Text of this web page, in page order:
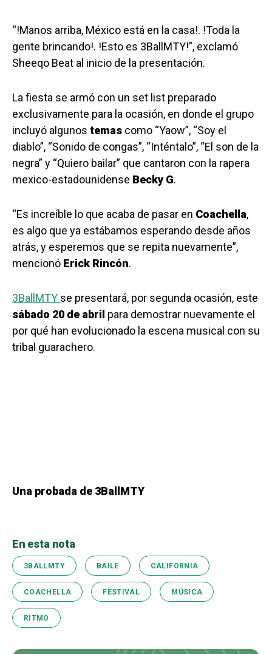
“!Manos arriba, México está en la casa!. !Toda la
gente brincando!. !Esto es 3BallMTY!”, exclamó
Sheeqo Beat al inicio de la presentación.
La fiesta se armó con un set list preparado
exclusivamente para la ocasión, en donde el grupo
incluyó algunos temas como “Yaow”, “Soy el
diablo”, “Sonido de congas”, “Inténtalo”, “El son de la
negra” y “Quiero bailar” que cantaron con la rapera
mexico-estadounidense Becky G.
“Es increíble lo que acaba de pasar en Coachella,
es algo que ya estábamos esperando desde años
atrás, y esperemos que se repita nuevamente”,
mencionó Erick Rincón.
3BallMTY se presentará, por segunda ocasión, este
sábado 20 de abril para demostrar nuevamente el
por qué han evolucionado la escena musical con su
tribal guarachero.
Una probada de 3BallMTY
En esta nota
3BALLMTY BAILE CALIFORNIA
COACHELLA FESTIVAL MÚSICA
RITMO